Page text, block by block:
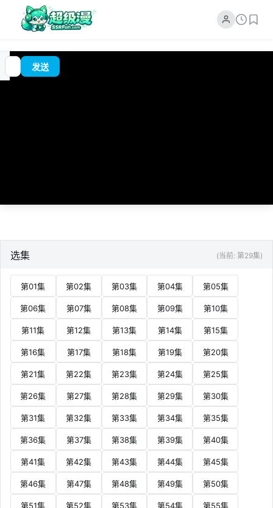
00:00
追
番
?发送
选集 (当前: 第29集)
第01集 第02集 第03集 第04集 第05集
第06集 第07集 第08集 第09集 第10集
第11集 第12集 第13集 第14集 第15集
第16集 第17集 第18集 第19集 第20集
第21集 第22集 第23集 第24集 第25集
第26集 第27集 第28集 第29集 第30集
第31集 第32集 第33集 第34集 第35集
第36集 第37集 第38集 第39集 第40集
第41集 第42集 第43集 第44集 第45集
第46集 第47集 第48集 第49集 第50集
第51集 第52集 第53集 第54集 第55集